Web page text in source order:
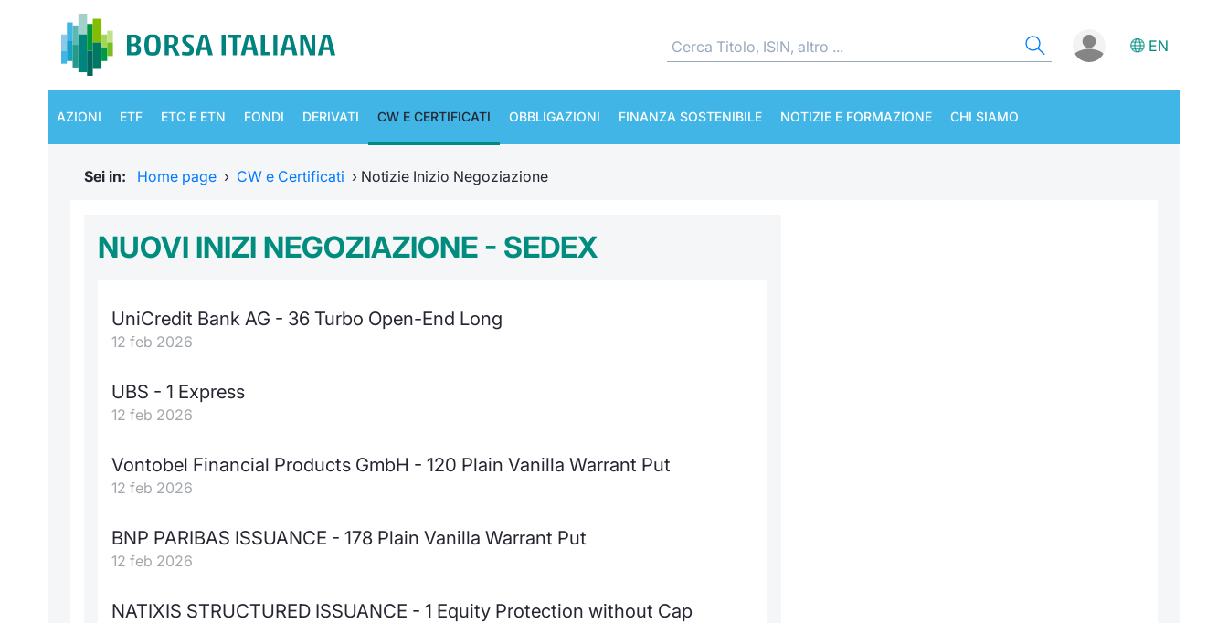
EN
AZIONI ETF ETC E ETN FONDI DERIVATI CW E CERTIFICATI OBBLIGAZIONI FINANZA SOSTENIBILE NOTIZIE E FORMAZIONE CHI SIAMO
Sei in: Home page › CW e Certificati › Notizie Inizio Negoziazione
NUOVI INIZI NEGOZIAZIONE - SEDEX
UniCredit Bank AG - 36 Turbo Open-End Long
12 feb 2026
UBS - 1 Express
12 feb 2026
Vontobel Financial Products GmbH - 120 Plain Vanilla Warrant Put
12 feb 2026
BNP PARIBAS ISSUANCE - 178 Plain Vanilla Warrant Put
12 feb 2026
NATIXIS STRUCTURED ISSUANCE - 1 Equity Protection without Cap